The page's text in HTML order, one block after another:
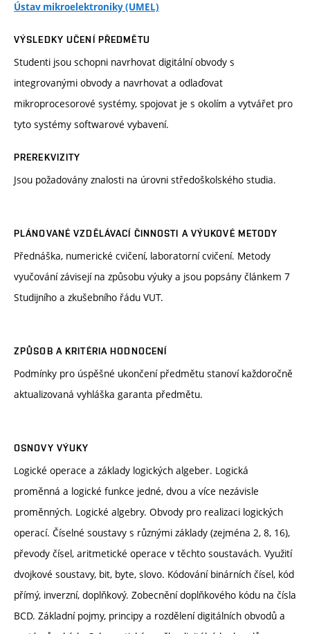
Ústav mikroelektroniky (UMEL)
VÝSLEDKY UČENÍ PŘEDMĚTU
Studenti jsou schopni navrhovat digitální obvody s
integrovanými obvody a navrhovat a odlaďovat
mikroprocesorové systémy, spojovat je s okolím a vytvářet pro
tyto systémy softwarové vybavení.
PREREKVIZITY
Jsou požadovány znalosti na úrovni středoškolského studia.
PLÁNOVANÉ VZDĚLÁVACÍ ČINNOSTI A VÝUKOVÉ METODY
Přednáška, numerické cvičení, laboratorní cvičení. Metody
vyučování závisejí na způsobu výuky a jsou popsány článkem 7
Studijního a zkušebního řádu VUT.
ZPŮSOB A KRITÉRIA HODNOCENÍ
Podmínky pro úspěšné ukončení předmětu stanoví každoročně
aktualizovaná vyhláška garanta předmětu.
OSNOVY VÝUKY
Logické operace a základy logických algeber. Logická
proměnná a logické funkce jedné, dvou a více nezávisle
proměnných. Logické algebry. Obvody pro realizaci logických
operací. Číselné soustavy s různými základy (zejména 2, 8, 16),
převody čísel, aritmetické operace v těchto soustavách. Využití
dvojkové soustavy, bit, byte, slovo. Kódování binárních čísel, kód
přímý, inverzní, doplňkový. Zobecnění doplňkového kódu na čísla
BCD. Základní pojmy, principy a rozdělení digitálních obvodů a